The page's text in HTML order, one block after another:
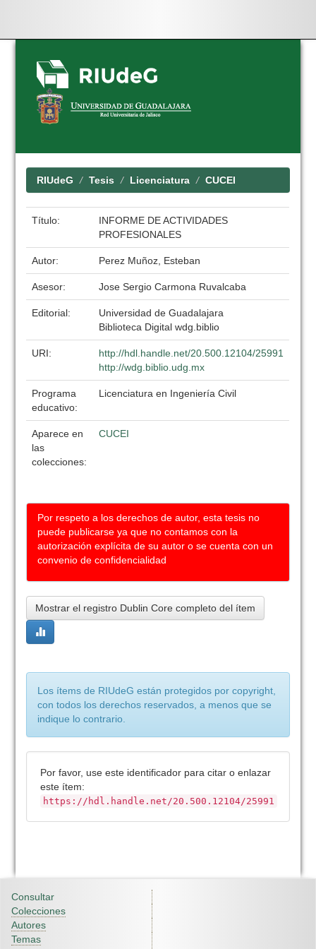
Skip
navigation
RIUdeG Tesis Licenciatura CUCEI
Título:
INFORME DE ACTIVIDADES
PROFESIONALES
Autor: Perez Muñoz, Esteban
Asesor: Jose Sergio Carmona Ruvalcaba
Editorial:
Universidad de Guadalajara
Biblioteca Digital wdg.biblio
URI:
http://hdl.handle.net/20.500.12104/25991
http://wdg.biblio.udg.mx
Programa
educativo:
Licenciatura en Ingeniería Civil
Aparece en
las
colecciones:
CUCEI
Por respeto a los derechos de autor, esta tesis no
puede publicarse ya que no contamos con la
autorización explícita de su autor o se cuenta con un
convenio de confidencialidad
Mostrar el registro Dublin Core completo del ítem
Los ítems de RIUdeG están protegidos por copyright,
con todos los derechos reservados, a menos que se
indique lo contrario.
Por favor, use este identificador para citar o enlazar
este ítem:
https://hdl.handle.net/20.500.12104/25991
Consultar
Colecciones
Autores
Temas